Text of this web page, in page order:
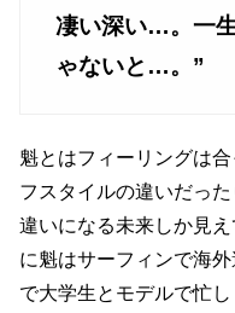
凄い深い…。一
ゃないと…。”
魁とはフィーリングは
フスタイルの違いだっ
違いになる未来しか見
に魁はサーフィンで海
で大学生とモデルで忙